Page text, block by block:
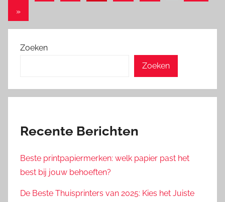
paginering
Volgende
»
Zoeken
Zoeken
Recente Berichten
Beste printpapiermerken: welk papier past het
best bij jouw behoeften?
De Beste Thuisprinters van 2025: Kies het Juiste